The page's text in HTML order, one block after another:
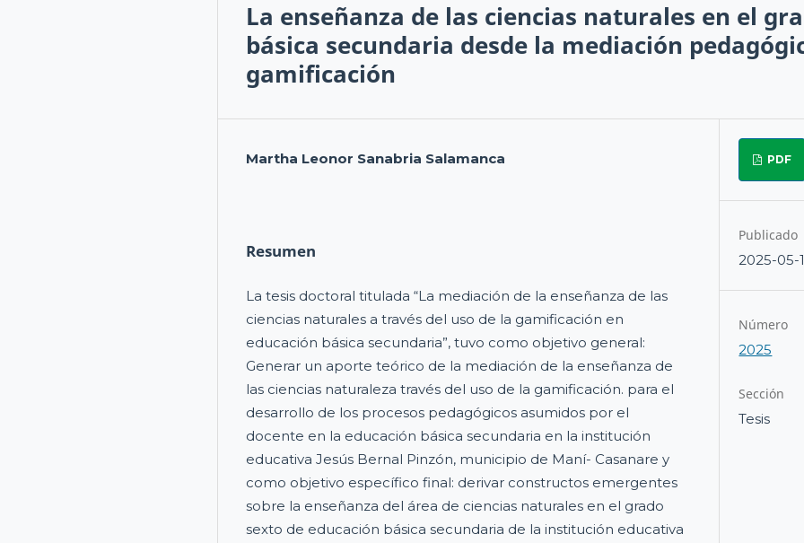
La enseñanza de las ciencias naturales en el
básica secundaria desde la mediación
gamificación
Martha Leonor Sanabria Salamanca
Resumen
La tesis doctoral titulada “La mediación de la enseñanza de las
ciencias naturales a través del uso de la gamificación en
educación básica secundaria”, tuvo como objetivo general:
Generar un aporte teórico de la mediación de la enseñanza de
las ciencias naturaleza través del uso de la gamificación. para el
desarrollo de los procesos pedagógicos asumidos por el
docente en la educación básica secundaria en la institución
educativa Jesús Bernal Pinzón, municipio de Maní- Casanare y
como objetivo específico final: derivar constructos emergentes
sobre la enseñanza del área de ciencias naturales en el grado
sexto de educación básica secundaria de la institución educativa
PDF
Publicado
2025-05-
Número
2025
Sección
Tesis